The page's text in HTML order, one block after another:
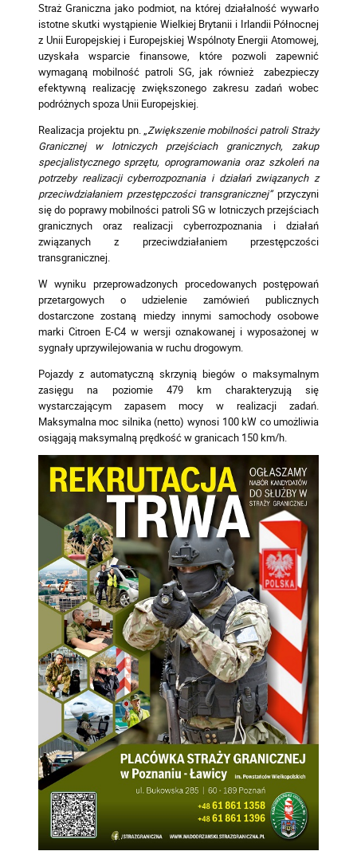
Straż Graniczna jako podmiot, na której działalność wywarło
istotne skutki wystąpienie Wielkiej Brytanii i Irlandii Północnej
z Unii Europejskiej i Europejskiej Wspólnoty Energii Atomowej,
uzyskała wsparcie finansowe, które pozwoli zapewnić
wymaganą mobilność patroli SG, jak również zabezpieczy
efektywną realizację zwiększonego zakresu zadań wobec
podróżnych spoza Unii Europejskiej.
Realizacja projektu pn. „Zwiększenie mobilności patroli Straży
Granicznej w lotniczych przejściach granicznych, zakup
specjalistycznego sprzętu, oprogramowania oraz szkoleń na
potrzeby realizacji cyberrozpoznania i działań związanych z
przeciwdziałaniem przestępczości transgranicznej”przyczyni
się do poprawy mobilności patroli SG w lotniczych przejściach
granicznych oraz realizacji cyberrozpoznania i działań
związanych z przeciwdziałaniem przestępczości
transgranicznej.
W wyniku przeprowadzonych procedowanych postępowań
przetargowych o udzielenie zamówień publicznych
dostarczone zostaną miedzy innymi samochody osobowe
marki Citroen E-C4 w wersji oznakowanej i wyposażonej w
sygnały uprzywilejowania w ruchu drogowym.
Pojazdy z automatyczną skrzynią biegów o maksymalnym
zasięgu na poziomie 479 km charakteryzują się
wystarczającym zapasem mocy w realizacji zadań.
Maksymalna moc silnika (netto) wynosi 100 kW co umożliwia
osiągają maksymalną prędkość w granicach 150 km/h.